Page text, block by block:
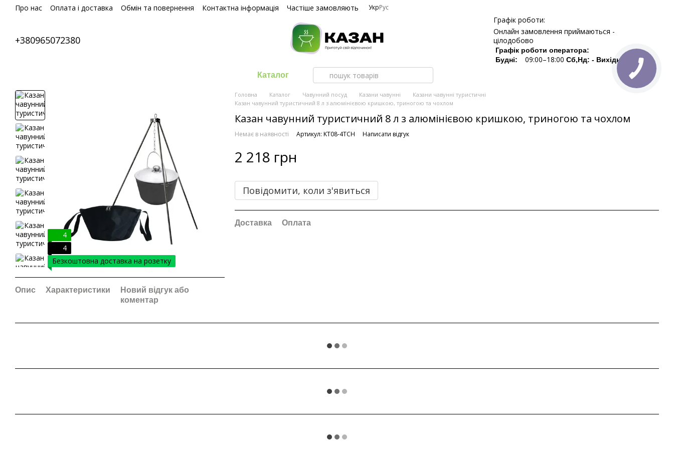
Перейти до основного контенту
Про нас Оплата і доставка Обмін та повернення Контактна інформація Частіше замовляють УкрРус
+380965072380
Графік роботи:
Онлайн замовлення приймаються -
цілодобово
Графік роботи оператора:
Будні:
09:00–18:00Сб,Нд: - Вихідні
Каталог
4
4
Безкоштовна доставка на розетку
Опис Характеристики
Новий відгук або
коментар
Головна Каталог Чавунний посуд Казани чавунні
Казани чавунні туристичні
Казан чавунний туристичний 8 л з алюмінієвою кришкою, триногою та чохлом
Казан чавунний туристичний 8 л з алюмінієвою кришкою, триногою та чохлом
Немає в наявності Артикул: KT08-4TCH Написати відгук
2 218 грн
Повідомити, коли з'явиться
Доставка Оплата